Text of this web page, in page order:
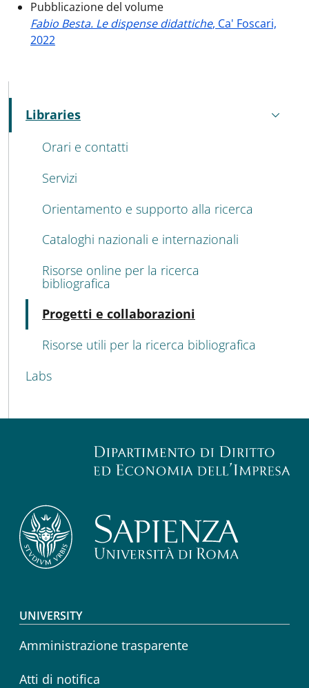
Pubblicazione del volume
Fabio Besta. Le dispense didattiche, Ca' Foscari,
2022
MENU CEV SECOND NAVIGATION
Libraries
Active
Orari e contatti
Servizi
Orientamento e supporto alla ricerca
Cataloghi nazionali e internazionali
Risorse online per la ricerca
bibliografica
Progetti e collaborazioni
Risorse utili per la ricerca bibliografica
Labs
Footer menu
UNIVERSITY
Amministrazione trasparente
Atti di notifica